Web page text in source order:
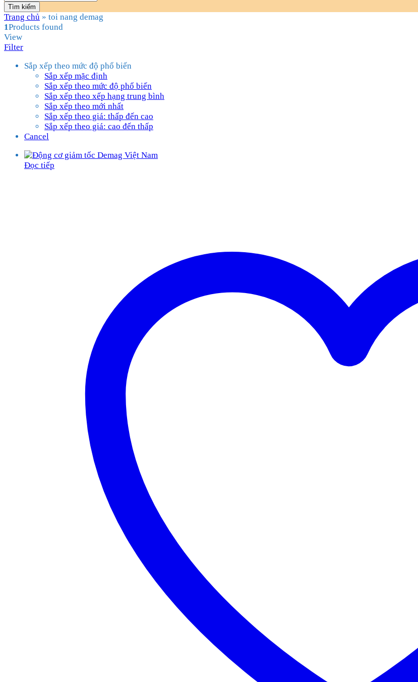
Tìm kiếm
Trang chủ » toi nang demag
1Products found
View
Filter
Sắp xếp theo mức độ phổ biến
Sắp xếp mặc định
Sắp xếp theo mức độ phổ biến
Sắp xếp theo xếp hạng trung bình
Sắp xếp theo mới nhất
Sắp xếp theo giá: thấp đến cao
Sắp xếp theo giá: cao đến thấp
Cancel
Đọc tiếp